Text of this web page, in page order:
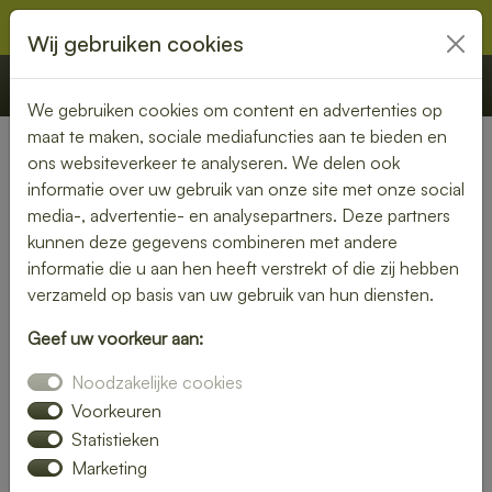
€ 0,00 Offerte Bestellen
Nederland» Kekerdom
Lunch laten bezorgen in
Kekerdom – gemak en
kwaliteit aan je deur
de keuken in? Laat je lunch bezorgen in Kekerdom en geniet
van een smaakvolle maaltijd zonder moeite. Of je nu kiest
voor een vers belegd broodje, een gezonde salade of een
warme maaltijd – wij brengen jouw lunch vers en op tijd bij
Wij gebruiken cookies
We gebruiken cookies om content en advertenties op
maat te maken, sociale mediafuncties aan te bieden en
ons websiteverkeer te analyseren. We delen ook
informatie over uw gebruik van onze site met onze social
media-, advertentie- en analysepartners. Deze partners
kunnen deze gegevens combineren met andere
informatie die u aan hen heeft verstrekt of die zij hebben
verzameld op basis van uw gebruik van hun diensten.
Geef uw voorkeur aan:
Noodzakelijke cookies
Voorkeuren
Statistieken
Marketing